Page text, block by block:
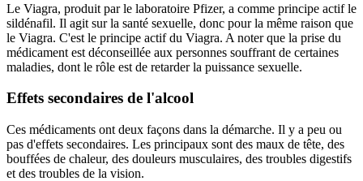
Le Viagra, produit par le laboratoire Pfizer, a comme principe actif le
sildénafil. Il agit sur la santé sexuelle, donc pour la même raison que
le Viagra. C'est le principe actif du Viagra. A noter que la prise du
médicament est déconseillée aux personnes souffrant de certaines
maladies, dont le rôle est de retarder la puissance sexuelle.
Effets secondaires de l'alcool
Ces médicaments ont deux façons dans la démarche. Il y a peu ou
pas d'effets secondaires. Les principaux sont des maux de tête, des
bouffées de chaleur, des douleurs musculaires, des troubles digestifs
et des troubles de la vision.